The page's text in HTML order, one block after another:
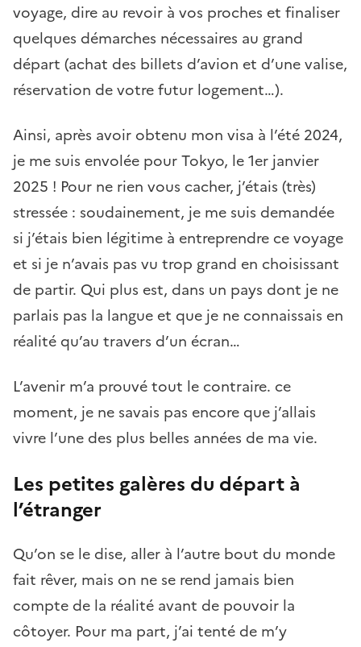
voyage, dire au revoir à vos proches et finaliser
quelques démarches nécessaires au grand
départ (achat des billets d’avion et d’une valise,
réservation de votre futur logement…).
Ainsi, après avoir obtenu mon visa à l’été 2024,
je me suis envolée pour Tokyo, le 1er janvier
2025 ! Pour ne rien vous cacher, j’étais (très)
stressée : soudainement, je me suis demandée
si j’étais bien légitime à entreprendre ce voyage
et si je n’avais pas vu trop grand en choisissant
de partir. Qui plus est, dans un pays dont je ne
parlais pas la langue et que je ne connaissais en
réalité qu’au travers d’un écran…
L’avenir m’a prouvé tout le contraire. ce
moment, je ne savais pas encore que j’allais
vivre l’une des plus belles années de ma vie.
Les petites galères du départ à
l’étranger
Qu’on se le dise, aller à l’autre bout du monde
fait rêver, mais on ne se rend jamais bien
compte de la réalité avant de pouvoir la
côtoyer. Pour ma part, j’ai tenté de m’y